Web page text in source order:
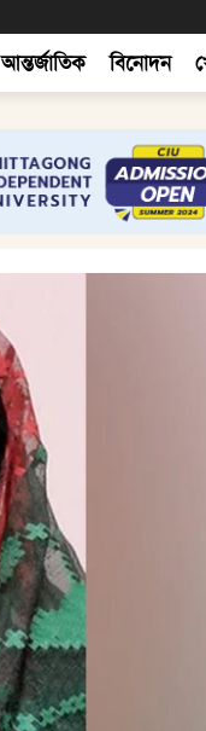
আন্তর্জাতিক বিনোদন